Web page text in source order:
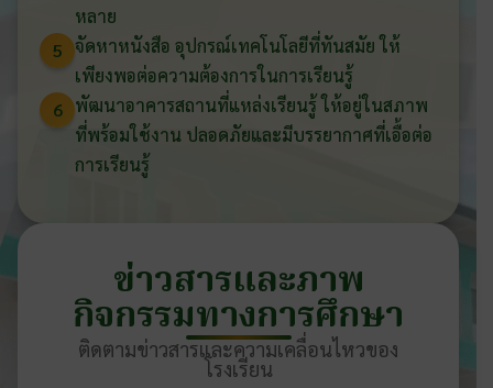
หลาย
5 จัดหาหนังสือ อุปกรณ์เทคโนโลยีที่ทันสมัย ให้
เพียงพอต่อความต้องการในการเรียนรู้
6 พัฒนาอาคารสถานที่แหล่งเรียนรู้ ให้อยู่ในสภาพ
ที่พร้อมใช้งาน ปลอดภัยและมีบรรยากาศที่เอื้อต่อ
การเรียนรู้
ข่าวสารและภาพ
กิจกรรมทางการศึกษา
ติดตามข่าวสารและความเคลื่อนไหวของ
โรงเรียน